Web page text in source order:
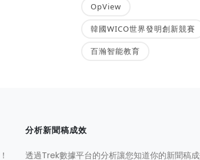
OpView
韓國WICO世界發明創新競賽
百瀚智能教育
分析新聞稿成效
透過Trek數據平台的分析讓您知道你的新聞稿